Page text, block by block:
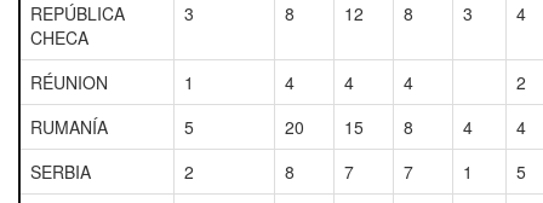
REPÚBLICA
CHECA
3 8 12 8 3 4
RÉUNION 1 4 4 4
2
RUMANÍA
5 20 15 8 4
4
SERBIA
2 8 7 7 1
5